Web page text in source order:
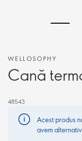
WELLOSOPHY
Cană
48543
Acest produs
avem